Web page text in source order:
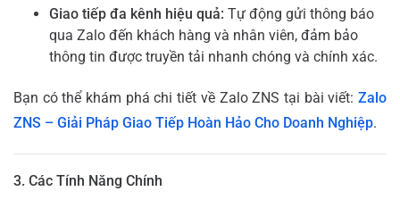
Giao tiếp đa kênh hiệu quả: Tự động gửi thông báo
qua Zalo đến khách hàng và nhân viên, đảm bảo
thông tin được truyền tải nhanh chóng và chính xác.
Bạn có thể khám phá chi tiết về Zalo ZNS tại bài viết: Zalo
ZNS – Giải Pháp Giao Tiếp Hoàn Hảo Cho Doanh Nghiệp.
3. Các Tính Năng Chính